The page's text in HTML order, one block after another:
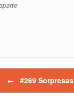
← #269 Sorpresas